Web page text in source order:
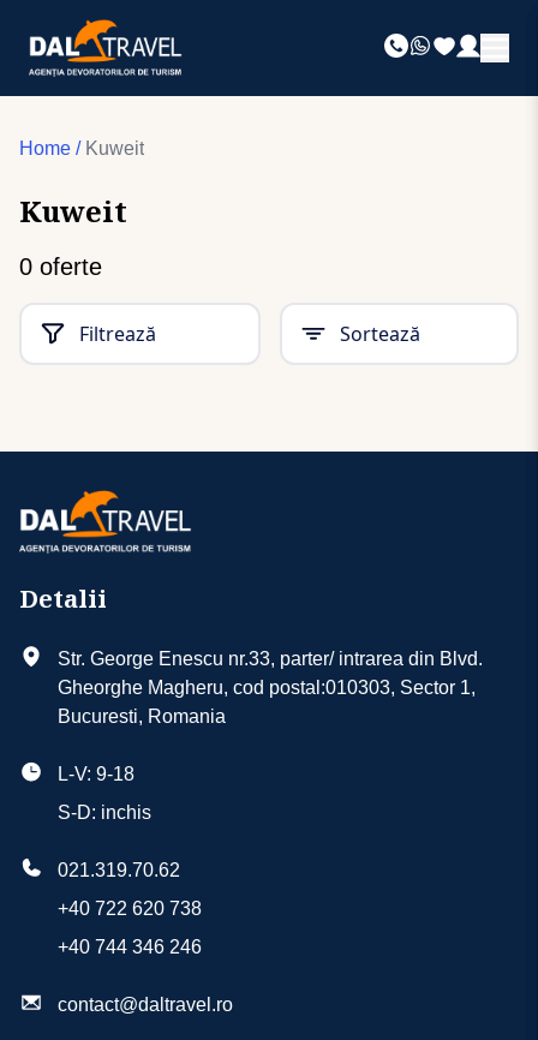
Home / Kuweit
Kuweit
0 oferte
Filtrează Sortează
Detalii
Str. George Enescu nr.33, parter/ intrarea din Blvd.
Gheorghe Magheru, cod postal:010303, Sector 1,
Bucuresti, Romania
L-V: 9-18
S-D: inchis
021.319.70.62
+40 722 620 738
+40 744 346 246
contact@daltravel.ro